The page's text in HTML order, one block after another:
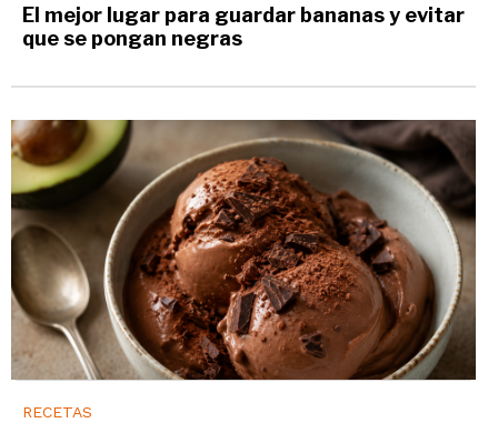
El mejor lugar para guardar bananas y evitar
que se pongan negras
RECETAS